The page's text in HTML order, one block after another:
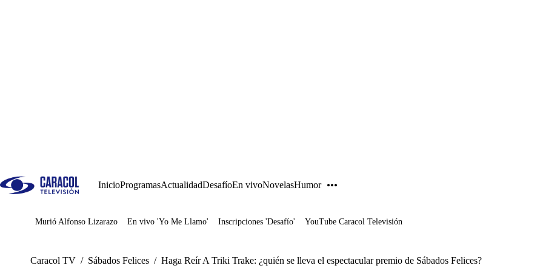
InicioProgramasActualidadDesafíoEn vivoNovelasHumor
Juegos
Murió Alfonso Lizarazo En vivo 'Yo Me Llamo' Inscripciones 'Desafío' YouTube Caracol Televisión
Caracol TV / Sábados Felices / Haga Reír A Triki Trake: ¿quién se lleva el espectacular premio de Sábados Felices?